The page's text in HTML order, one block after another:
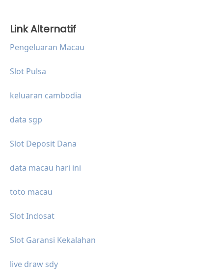
Link Alternatif
Pengeluaran Macau
Slot Pulsa
keluaran cambodia
data sgp
Slot Deposit Dana
data macau hari ini
toto macau
Slot Indosat
Slot Garansi Kekalahan
live draw sdy